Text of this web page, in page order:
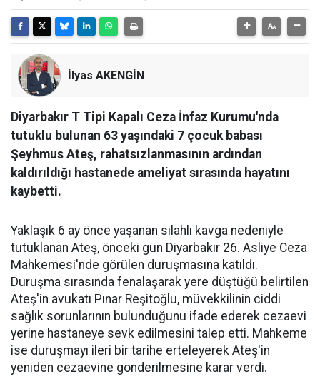
İlyas AKENGİN
Diyarbakır T Tipi Kapalı Ceza İnfaz Kurumu'nda
tutuklu bulunan 63 yaşındaki 7 çocuk babası
Şeyhmus Ateş, rahatsızlanmasının ardından
kaldırıldığı hastanede ameliyat sırasında hayatını
kaybetti.
Yaklaşık 6 ay önce yaşanan silahlı kavga nedeniyle
tutuklanan Ateş, önceki gün Diyarbakır 26. Asliye Ceza
Mahkemesi'nde görülen duruşmasına katıldı.
Duruşma sırasında fenalaşarak yere düştüğü belirtilen
Ateş'in avukatı Pınar Reşitoğlu, müvekkilinin ciddi
sağlık sorunlarının bulunduğunu ifade ederek cezaevi
yerine hastaneye sevk edilmesini talep etti. Mahkeme
ise duruşmayı ileri bir tarihe erteleyerek Ateş'in
yeniden cezaevine gönderilmesine karar verdi.